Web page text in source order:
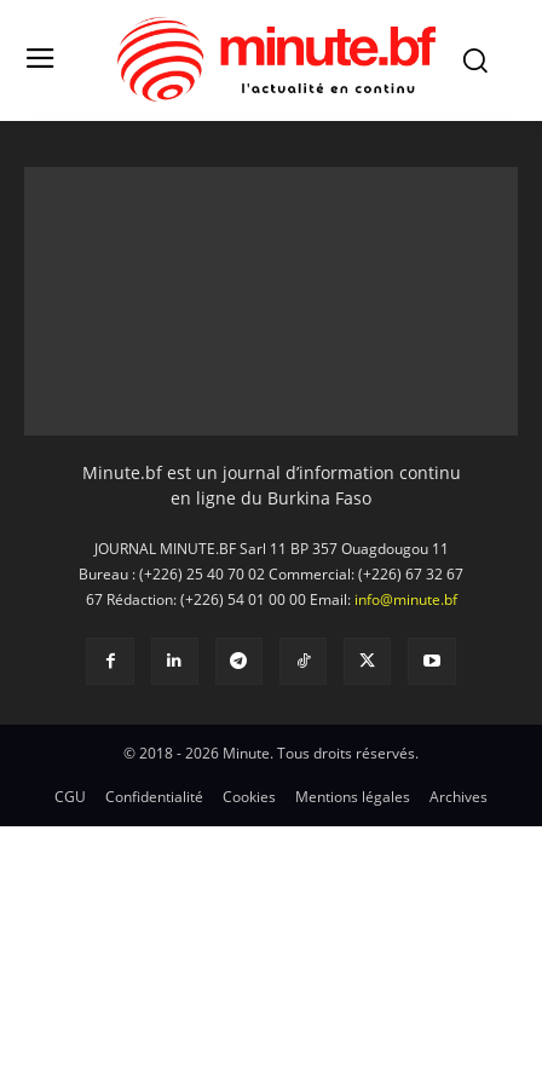
Minute.bf est un journal d’information continu
en ligne du Burkina Faso
JOURNAL MINUTE.BF Sarl 11 BP 357 Ouagdougou 11
Bureau : (+226) 25 40 70 02 Commercial: (+226) 67 32 67
67 Rédaction: (+226) 54 01 00 00 Email: info@minute.bf
© 2018 - 2026 Minute. Tous droits réservés.
CGU Confidentialité Cookies Mentions légales Archives